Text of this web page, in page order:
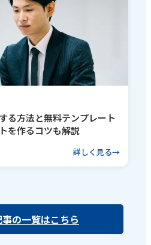
る方法と無料テンプレート
を作るコツも解説
詳しく見る
の一覧はこちら